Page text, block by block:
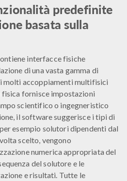
predefinite
basata sulla
interfacce fisiche
di una vasta gamma di
molti accoppiamenti multifisici
fornisce impostazioni
scientifico o ingegneristico
il software suggerisce i tipi di
esempio solutori dipendenti dal
scelto, vengono
numerica appropriata del
del solutore e le
e risultati. Tutte le